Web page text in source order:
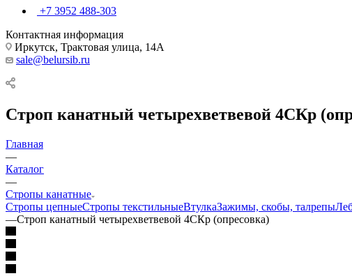
+7 3952 488-303
Контактная информация
Иркутск, Трактовая улица, 14А
sale@belursib.ru
Строп канатный четырехветвевой 4СКр
Главная
—
Каталог
—
Стропы канатные
Стропы цепныеСтропы текстильныеВтулкаЗажимы, скобы, талрепы
—Строп канатный четырехветвевой 4СКр (опресовка)